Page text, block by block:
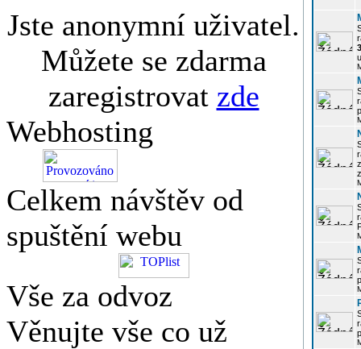
Jste anonymní uživatel.
Můžete se zdarma
zaregistrovat zde
Webhosting
Celkem návštěv od
spuštění webu
Vše za odvoz
Věnujte vše co už